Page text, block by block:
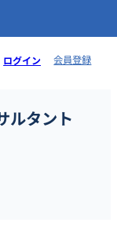
ログイン 会員登録
ルタント